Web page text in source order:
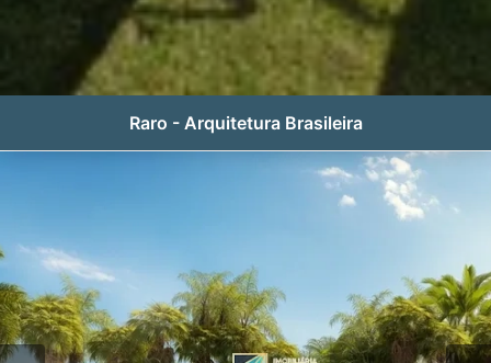
Raro - Arquitetura Brasileira